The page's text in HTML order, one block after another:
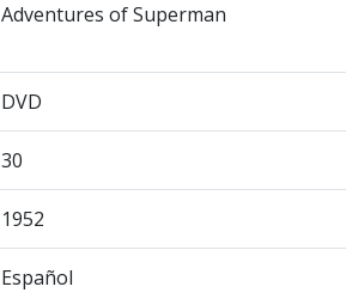
Adventures of Superman
DVD
30
1952
Español